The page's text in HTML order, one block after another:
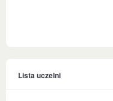
Lista uczelni